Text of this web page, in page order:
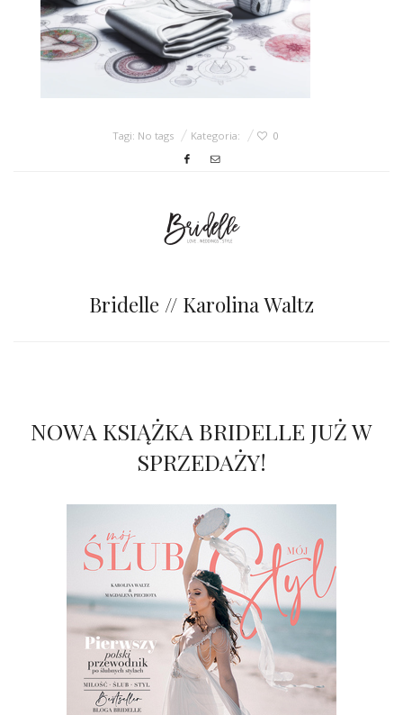
ARCHIWUM
Tagi: No tags Kategoria: 0
Bridelle // Karolina Waltz
NOWA KSIĄŻKA BRIDELLE JUŻ W
SPRZEDAŻY!